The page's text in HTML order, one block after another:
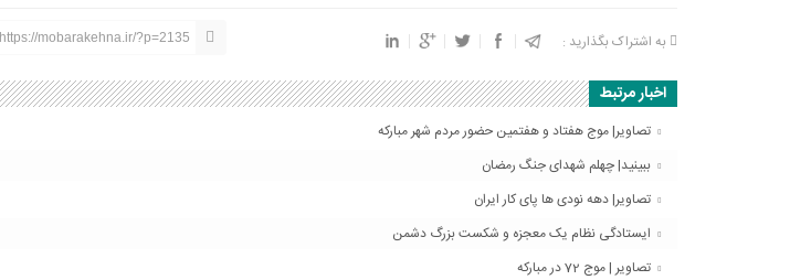
به اشتراک بگذارید : https://mobarakehna.ir/?p=2135
اخبار مرتبط
تصاویر| موج هفتاد و هفتمین حضور مردم شهر مبارکه
ببینید| چهلم شهدای جنگ رمضان
تصاویر| دهه نودی ها پای کار ایران
ایستادگی نظام یک معجزه و شکست بزرگ دشمن
تصاویر | موج 72 در مبارکه